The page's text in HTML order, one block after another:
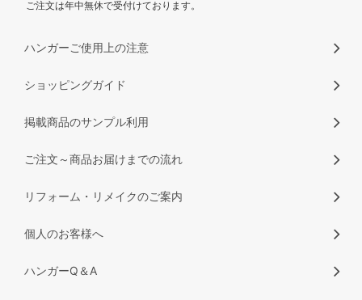
ご注文は年中無休で受付けております。
ハンガーご使用上の注意
ショッピングガイド
掲載商品のサンプル利用
ご注文～商品お届けまでの流れ
リフォーム・リメイクのご案内
個人のお客様へ
ハンガーQ＆A